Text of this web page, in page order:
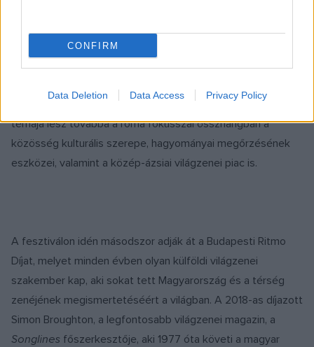
CONFIRM
Data Deletion Data Access Privacy Policy
Exchange Network és a Womex képviselőivel. Téma lesz a
zene szerepe a városok fejlesztésében, felvonulnak Európa
valamint a 2023-as magyar pályázók is. Panelbeszélgetés
témája lesz továbbá a roma fókusszal összhangban a
közösség kulturális szerepe, hagyományai megőrzésének
eszközei, valamint a közép-ázsiai világzenei piac is.
A fesztiválon idén másodszor adják át a Budapesti Ritmo
Díjat, melyet minden évben olyan külföldi világzenei
szakember kap, aki sokat tett Magyarország és a térség
zenéjének megismertetéséért a világban. A 2018-as díjazott
Simon Broughton, a legfontosabb világzenei magazin, a
Songlines főszerkesztője, aki 1977 óta követi a magyar